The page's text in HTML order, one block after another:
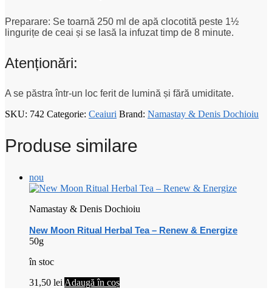
Preparare: Se toarnă 250 ml de apă clocotită peste 1½
lingurițe de ceai și se lasă la infuzat timp de 8 minute.
Atenționări:
A se păstra într-un loc ferit de lumină și fără umiditate.
SKU: 742 Categorie: Ceaiuri Brand: Namastay & Denis Dochioiu
Produse similare
nou
Namastay & Denis Dochioiu
New Moon Ritual Herbal Tea – Renew & Energize
50g
în stoc
31,50 lei Adaugă în coș